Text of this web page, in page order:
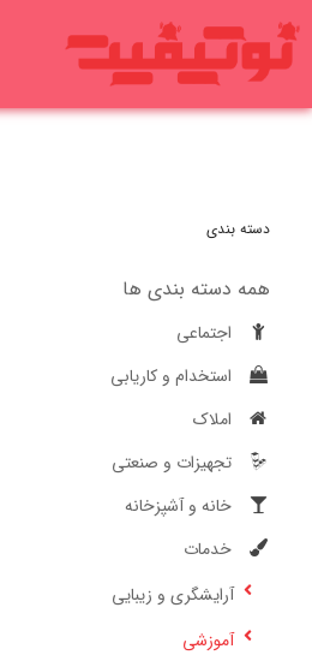
پرش
دسته بندی
همه دسته بندی ها
اجتماعی
استخدام و کاریابی
املاک
تجهیزات و صنعتی
خانه و آشپزخانه
خدمات
آرایشگری و زیبایی
آموزشی